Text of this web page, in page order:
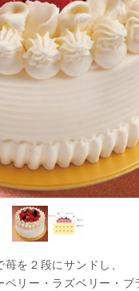
を２段にサンドし、
ベリー・ラズベリー・ブ